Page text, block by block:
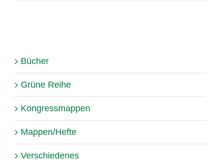
Bücher
Grüne Reihe
Kongressmappen
Mappen/Hefte
Verschiedenes